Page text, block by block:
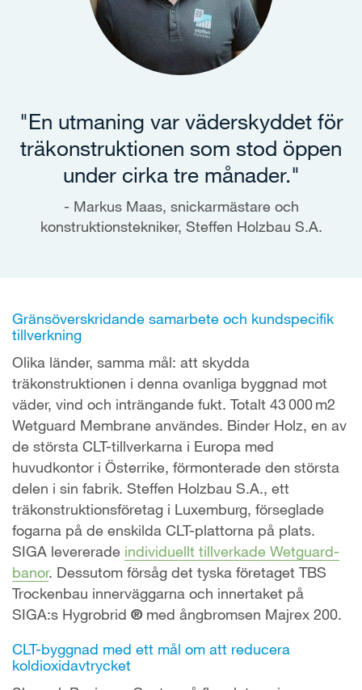
"En utmaning var väderskyddet för
träkonstruktionen som stod öppen
under cirka tre månader."
Markus Maas, snickarmästare och
konstruktionstekniker, Steffen Holzbau S.A.
Gränsöverskridande samarbete och kundspecifik
tillverkning
Olika länder, samma mål: att skydda
träkonstruktionen i denna ovanliga byggnad mot
väder, vind och inträngande fukt. Totalt 43 000 m2
Wetguard Membrane användes. Binder Holz, en av
de största CLT-tillverkarna i Europa med
huvudkontor i Österrike, förmonterade den största
delen i sin fabrik. Steffen Holzbau S.A., ett
träkonstruktionsföretag i Luxemburg, förseglade
fogarna på de enskilda CLT-plattorna på plats.
SIGA levererade individuellt tillverkade Wetguard-
banor. Dessutom försåg det tyska företaget TBS
Trockenbau innerväggarna och innertaket på
SIGA:s Hygrobrid ® med ångbromsen Majrex 200.
CLT-byggnad med ett mål om att reducera
koldioxidavtrycket